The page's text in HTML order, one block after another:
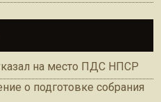
на место ПДС НПСР
о подготовке собрания